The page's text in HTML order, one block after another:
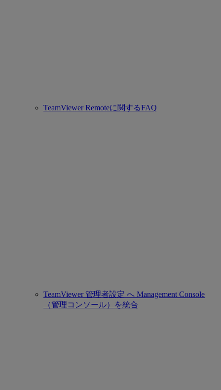
TeamViewer Remoteに関するFAQ
TeamViewer 管理者設定 へ Management Console
（管理コンソール）を統合